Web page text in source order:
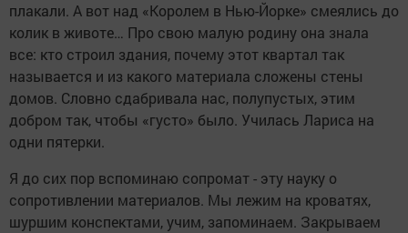
плакали. А вот над «Королем в Нью-Йорке» смеялись до
колик в животе… Про свою малую родину она знала
все: кто строил здания, почему этот квартал так
называется и из какого материала сложены стены
домов. Словно сдабривала нас, полупустых, этим
добром так, чтобы «густо» было. Училась Лариса на
одни пятерки.
Я до сих пор вспоминаю сопромат - эту науку о
сопротивлении материалов. Мы лежим на кроватях,
шуршим конспектами, учим, запоминаем. Закрываем